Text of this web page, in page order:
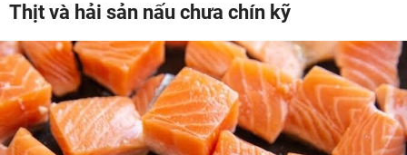
Thịt và hải sản nấu chưa chín kỹ